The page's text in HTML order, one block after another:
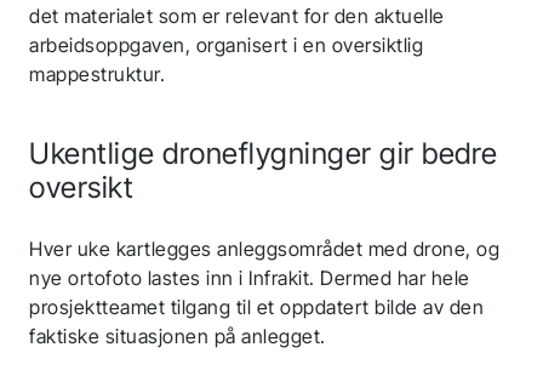
det materialet som er relevant for den aktuelle
arbeidsoppgaven, organisert i en oversiktlig
mappestruktur.
Ukentlige droneflygninger gir bedre
oversikt
Hver uke kartlegges anleggsområdet med drone, og
nye ortofoto lastes inn i Infrakit. Dermed har hele
prosjektteamet tilgang til et oppdatert bilde av den
faktiske situasjonen på anlegget.